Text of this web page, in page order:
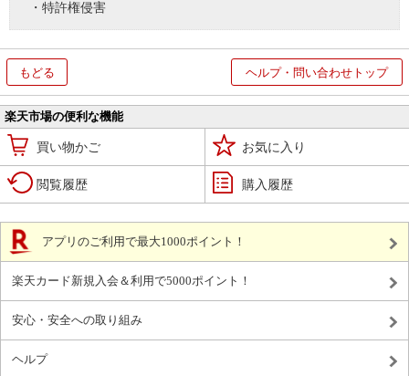
・特許権侵害
もどる ヘルプ・問い合わせトップ
楽天市場の便利な機能
買い物かご お気に入り
閲覧履歴 購入履歴
アプリのご利用で最大1000ポイント！
楽天カード新規入会＆利用で5000ポイント！
安心・安全への取り組み
ヘルプ